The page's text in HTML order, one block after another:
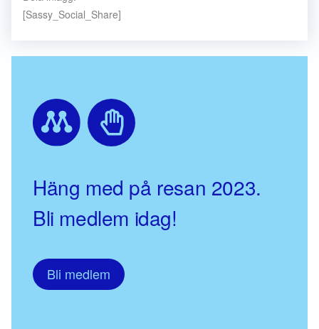
[Sassy_Social_Share]
Häng med på resan 2023.
Bli medlem idag!
Bli medlem